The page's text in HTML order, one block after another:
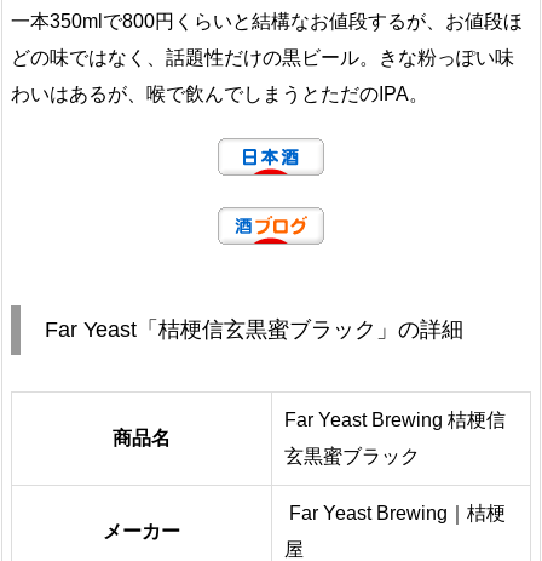
一本350mlで800円くらいと結構なお値段するが、お値段ほ
どの味ではなく、話題性だけの黒ビール。きな粉っぽい味
わいはあるが、喉で飲んでしまうとただのIPA。
Far Yeast「桔梗信玄黒蜜ブラック」の詳細
商品名
Far Yeast Brewing 桔梗信
玄黒蜜ブラック
メーカー
Far Yeast Brewing｜桔梗
屋